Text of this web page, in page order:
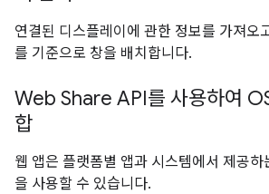
연결된 디스플레이에 관한 정보를 가져오
를 기준으로 창을 배치합니다.
Web Share API를 사용하여
합
웹 앱은 플랫폼별 앱과 시스템에서 제공하
을 사용할 수 있습니다.